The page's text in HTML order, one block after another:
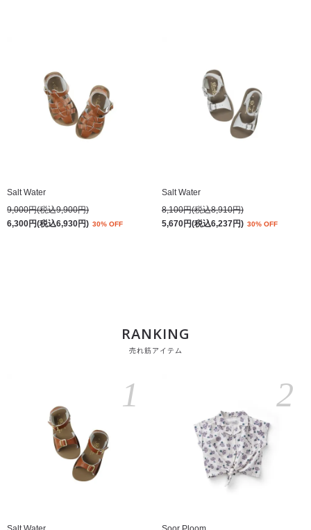
Salt Water
9,000円(税込9,900円)
6,300円(税込6,930円) 30% OFF
Salt Water
8,100円(税込8,910円)
5,670円(税込6,237円) 30% OFF
RANKING
売れ筋アイテム
1 2